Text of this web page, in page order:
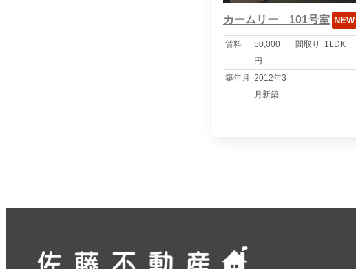
カームリー 101号室 NEW
賃料
50,000
円
間取り 1LDK
築年月
2012年3
月新築